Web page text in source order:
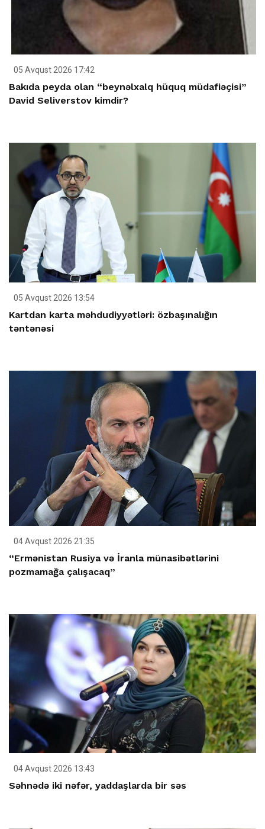
05 Avqust 2026 17:42
Bakıda peyda olan “beynəlxalq hüquq müdafiəçisi”
David Seliverstov kimdir?
05 Avqust 2026 13:54
Kartdan karta məhdudiyyətləri: özbaşınalığın
təntənəsi
04 Avqust 2026 21:35
“Ermənistan Rusiya və İranla münasibətlərini
pozmamağa çalışacaq”
04 Avqust 2026 13:43
Səhnədə iki nəfər, yaddaşlarda bir səs